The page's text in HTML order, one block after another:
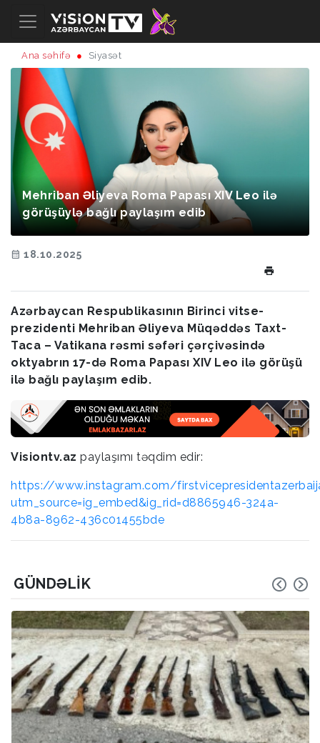
Ana səhifə Siyasət
Mehriban Əliyeva Roma Papası XIV Leo ilə
görüşüylə bağlı paylaşım edib
18.10.2025
Azərbaycan Respublikasının Birinci vitse-
prezidenti Mehriban Əliyeva Müqəddəs Taxt-
Taca – Vatikana rəsmi səfəri çərçivəsində
oktyabrın 17-də Roma Papası XIV Leo ilə görüşü
ilə bağlı paylaşım edib.
Visiontv.az paylaşımı təqdim edir:
https://www.instagram.com/
utm_source=ig_embed&ig_rid=d8865946-324a-
4b8a-8962-436c01455bde
GÜNDƏLIK